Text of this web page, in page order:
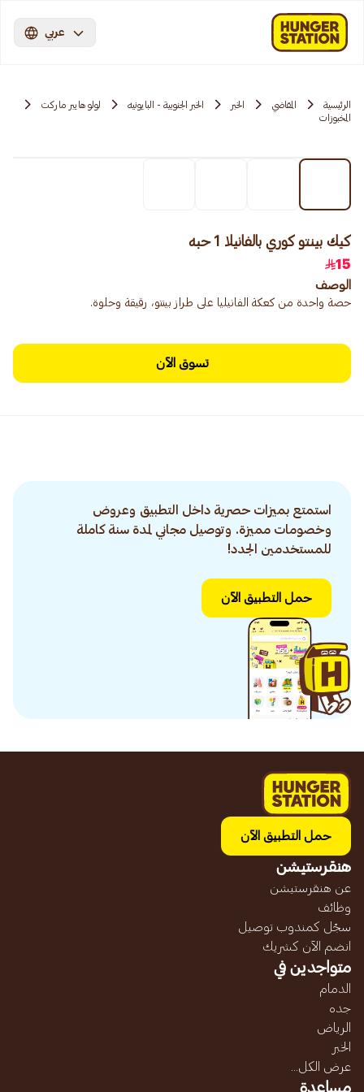
عربي
الرئيسية المقاضي الخبر الخبر الجنوبية - البايونيه
لولو هايبر ماركت
المخبوزات
كيك بينتو كوري بالفانيلا 1 حبه
15
الوصف
حصة واحدة من كعكة الفانيليا على طراز بينتو، رقيقة وحلوة.
تسوق الآن
استمتع بميزات حصرية داخل التطبيق وعروض
وخصومات مميزة. وتوصيل مجاني لمدة سنة كاملة
للمستخدمين الجدد!
حمل التطبيق الآن
حمل التطبيق الآن
هنقرستيشن
عن هنقرستيشن
وظائف
سجّل كمندوب توصيل
انضم الآن كشريك
متواجدين في
الدمام
جده
الرياض
الخبر
عرض الكل...
مساعدة